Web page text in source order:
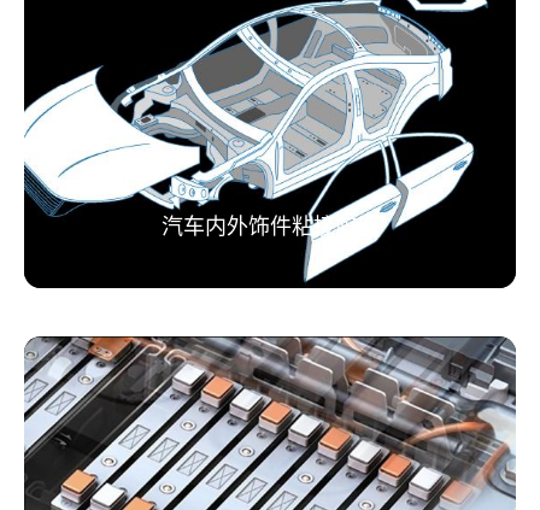
能（减重30%+）、无缝美观（省50%涂装工序）、高效降本
（模具成本降60%）、异材兼容（钢铝复合无忧）、静谧舒
适（降噪3&ndash;5dB）及维修友好。随着UV固化胶、导热
结构胶等新型胶粘剂的开发，胶接工艺将进一步推动电动大
巴向轻量化、高品质与智能化演进。
了解更多
汽车内外饰件粘接应用
汽车内外饰件粘接应用